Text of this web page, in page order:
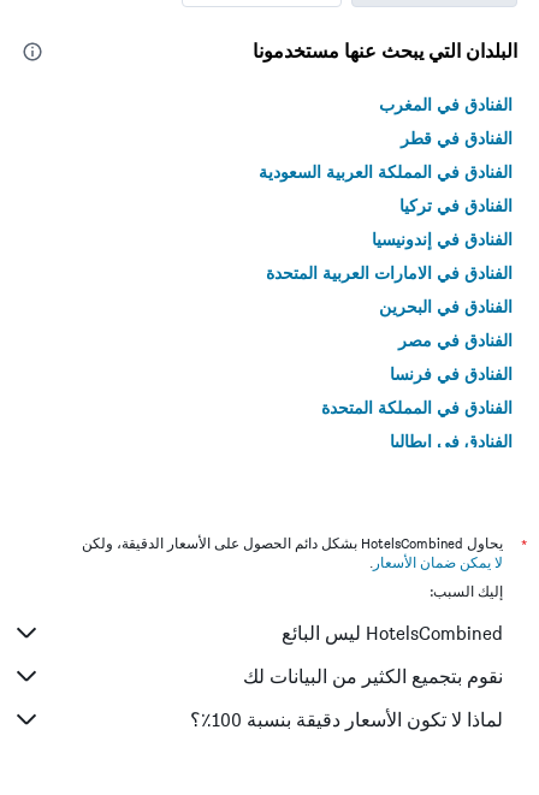
البلدان التي يبحث عنها مستخدمونا
الفنادق في المغرب
الفنادق في قطر
الفنادق في المملكة العربية السعودية
الفنادق في تركيا
الفنادق في إندونيسيا
الفنادق في الامارات العربية المتحدة
الفنادق في البحرين
الفنادق في مصر
الفنادق في فرنسا
الفنادق في المملكة المتحدة
الفنادق في إيطاليا
*
يحاول HotelsCombined بشكل دائم الحصول على الأسعار الدقيقة، ولكن
لا يمكن ضمان الأسعار .
إليك السبب:
HotelsCombined ليس البائع
نقوم بتجميع الكثير من البيانات لك
لماذا لا تكون الأسعار دقيقة بنسبة 100٪؟